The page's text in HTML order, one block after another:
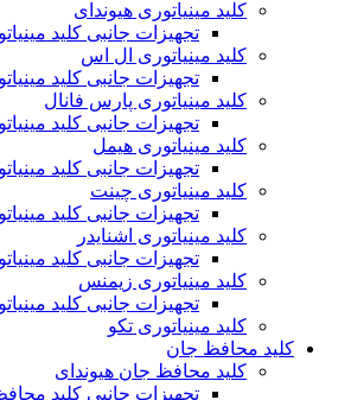
کلید مینیاتوری هیوندای
تجهیزات جانبی کلید
کلید مینیاتوری ال اس
تجهیزات جانبی کلید
کلید مینیاتوری پارس فانال
تجهیزات جانبی کلید
کلید مینیاتوری هیمل
تجهیزات جانبی کلید
کلید مینیاتوری چینت
تجهیزات جانبی کلید
کلید مینیاتوری اشنایدر
تجهیزات جانبی کلید
کلید مینیاتوری زیمنس
تجهیزات جانبی کلید
کلید مینیاتوری تکو
کلید محافظ جان
کلید محافظ جان هیوندای
تجهیزات جانبی کلید